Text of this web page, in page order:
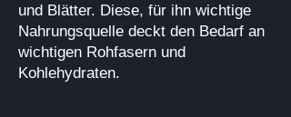
und Blätter. Diese, für ihn wichtige
Nahrungsquelle deckt den Bedarf an
wichtigen Rohfasern und
Kohlehydraten.